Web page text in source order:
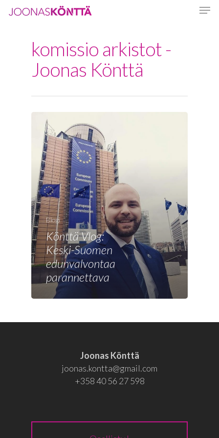
Hit enter to search or ESC to close
komissio arkistot -
Joonas Könttä
Blogi
Könttä Vlog:
Keski-Suomen
edunvalvontaa
parannettava
Joonas Könttä
joonas.kontta@gmail.com
+358 40 56 27 598
Etusivu
Joonas
Vaalit
Blogi
Osallistu
EN
RU